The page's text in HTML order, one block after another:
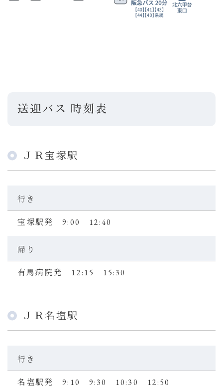
送迎バス 時刻表
ＪＲ宝塚駅
行き
宝塚駅発 9:00 12:40
帰り
有馬病院発 12:15 15:30
ＪＲ名塩駅
行き
名塩駅発 9:10 9:30 10:30 12:50